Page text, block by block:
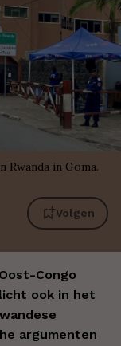
in Goma.
Volgen
Congo
ook in het
argumenten